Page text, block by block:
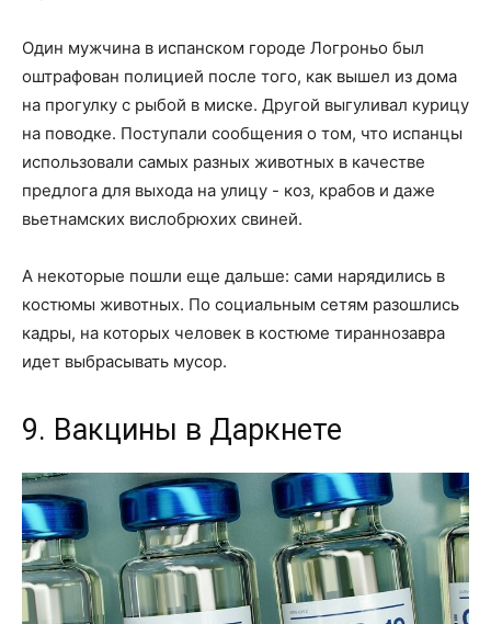
Один мужчина в испанском городе Логроньо был
оштрафован полицией после того, как вышел из дома
на прогулку с рыбой в миске. Другой выгуливал курицу
на поводке. Поступали сообщения о том, что испанцы
использовали самых разных животных в качестве
предлога для выхода на улицу - коз, крабов и даже
вьетнамских вислобрюхих свиней.
А некоторые пошли еще дальше: сами нарядились в
костюмы животных. По социальным сетям разошлись
кадры, на которых человек в костюме тираннозавра
идет выбрасывать мусор.
9. Вакцины в Даркнете